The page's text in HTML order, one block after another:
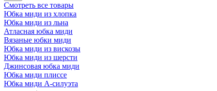
Смотреть все товары
Юбка миди из хлопка
Юбка миди из льна
Атласная юбка миди
Вязаные юбки миди
Юбка миди из вискозы
Юбка миди из шерсти
Джинсовая юбка миди
Юбка миди плиссе
Юбка миди А-силуэта